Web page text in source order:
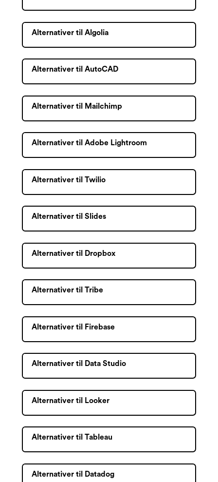
Alternativer til Algolia
Alternativer til AutoCAD
Alternativer til Mailchimp
Alternativer til Adobe Lightroom
Alternativer til Twilio
Alternativer til Slides
Alternativer til Dropbox
Alternativer til Tribe
Alternativer til Firebase
Alternativer til Data Studio
Alternativer til Looker
Alternativer til Tableau
Alternativer til Datadog